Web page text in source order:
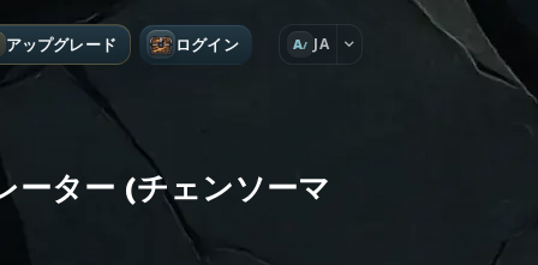
アップグレード ログイン A JA
ーター (チェンソーマ